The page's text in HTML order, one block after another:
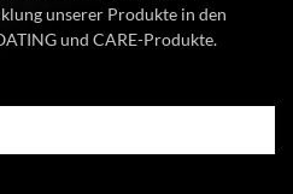
unserer Produkte in den
und CARE-Produkte.